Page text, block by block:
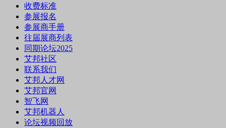
收费标准
参展报名
参展商手册
往届展商列表
同期论坛2025
艾邦社区
联系我们
艾邦人才网
艾邦官网
智飞网
艾邦机器人
论坛视频回放